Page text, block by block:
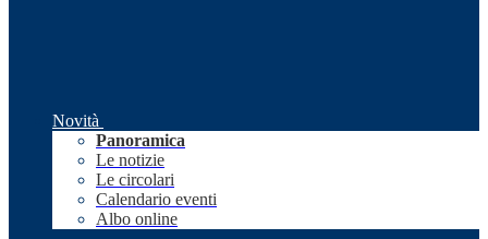
Novità
Panoramica
Le notizie
Le circolari
Calendario eventi
Albo online